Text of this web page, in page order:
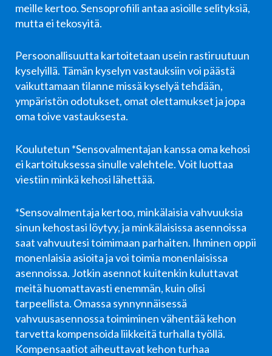
meille kertoo. Sensoprofiili antaa asioille selityksiä,
mutta ei tekosyitä.
Persoonallisuutta kartoitetaan usein rastiruutuun
kyselyillä. Tämän kyselyn vastauksiin voi päästä
vaikuttamaan tilanne missä kyselyä tehdään,
ympäristön odotukset, omat olettamukset ja jopa
oma toive vastauksesta.
Koulutetun *Sensovalmentajan kanssa oma kehosi
ei kartoituksessa sinulle valehtele. Voit luottaa
viestiin minkä kehosi lähettää.
*Sensovalmentaja kertoo, minkälaisia vahvuuksia
sinun kehostasi löytyy, ja minkälaisissa asennoissa
saat vahvuutesi toimimaan parhaiten. Ihminen oppii
monenlaisia asioita ja voi toimia monenlaisissa
asennoissa. Jotkin asennot kuitenkin kuluttavat
meitä huomattavasti enemmän, kuin olisi
tarpeellista. Omassa synnynnäisessä
vahvuusasennossa toimiminen vähentää kehon
tarvetta kompensoida liikkeitä turhalla työllä.
Kompensaatiot aiheuttavat kehon turhaa